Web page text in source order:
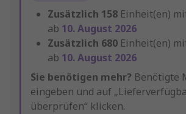
Zusätzlich 158 Einheit(en)
ab 10. August 2026
Zusätzlich 680 Einheit(en)
ab 10. August 2026
Sie benötigen mehr? Benötigte
eingeben und auf
überprüfen“ klicken.